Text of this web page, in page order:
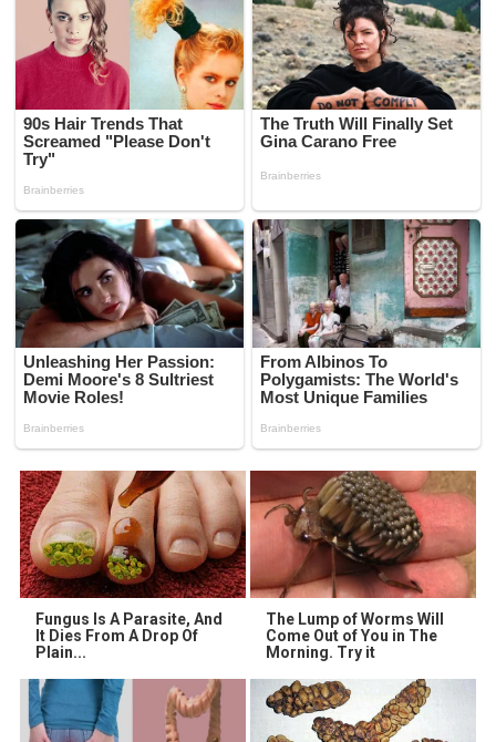
Fungus Is A Parasite, And
It Dies From A Drop Of
Plain...
The Lump of Worms Will
Come Out of You in The
Morning. Try it